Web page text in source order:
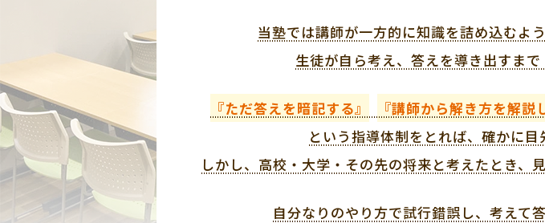
当塾では講師が一方的に知識を詰め込むよ
生徒が自ら考え、答えを導き出すまで
『ただ答えを暗記する』 『講師から解き方を解説
という指導体制をとれば、確かに目
しかし、高校・大学・その先の将来と考えたとき、
自分なりのやり方で試行錯誤し、考えて